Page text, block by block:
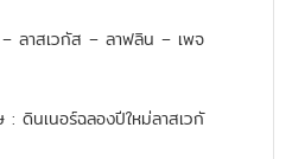
ลาสเวกัส – ลาฟลิน – เพจ
: ดินเนอร์ฉลองปีใหม่ลาสเวกั